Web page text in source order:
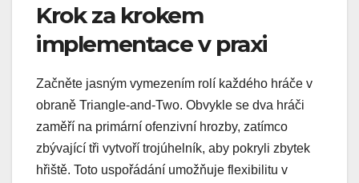
Krok za krokem
implementace v praxi
Začněte jasným vymezením rolí každého hráče v
obraně Triangle-and-Two. Obvykle se dva hráči
zaměří na primární ofenzivní hrozby, zatímco
zbývající tři vytvoří trojúhelník, aby pokryli zbytek
hřiště. Toto uspořádání umožňuje flexibilitu v